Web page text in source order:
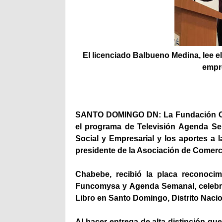
El licenciado Balbueno Medina, lee
SANTO DOMINGO DN: La
el programa de Televisión Agenda
Social y Empresarial y los aportes a
presidente de la Asociación de
Chabebe, recibió la placa
Funcomysa y Agenda Semanal,
Libro en Santo Domingo, Distrito